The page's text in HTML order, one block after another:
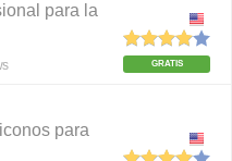
para la
GRATIS
para